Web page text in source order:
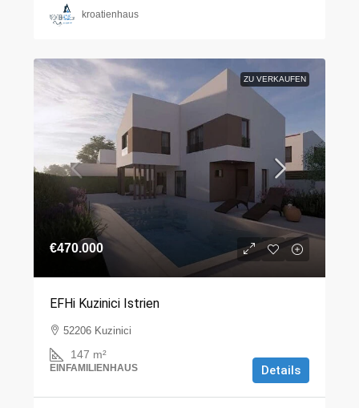
kroatienhaus
ZU VERKAUFEN
€470.000
EFHi Kuzinici Istrien
52206 Kuzinici
147 m²
EINFAMILIENHAUS Details